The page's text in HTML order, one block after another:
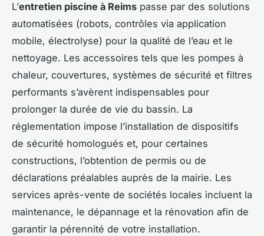
L’entretien piscine à Reims passe par des solutions
automatisées (robots, contrôles via application
mobile, électrolyse) pour la qualité de l’eau et le
nettoyage. Les accessoires tels que les pompes à
chaleur, couvertures, systèmes de sécurité et filtres
performants s’avèrent indispensables pour
prolonger la durée de vie du bassin. La
réglementation impose l’installation de dispositifs
de sécurité homologués et, pour certaines
constructions, l’obtention de permis ou de
déclarations préalables auprès de la mairie. Les
services après-vente de sociétés locales incluent la
maintenance, le dépannage et la rénovation afin de
garantir la pérennité de votre installation.